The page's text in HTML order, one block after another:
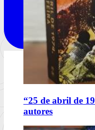
“25 de abril de
autores